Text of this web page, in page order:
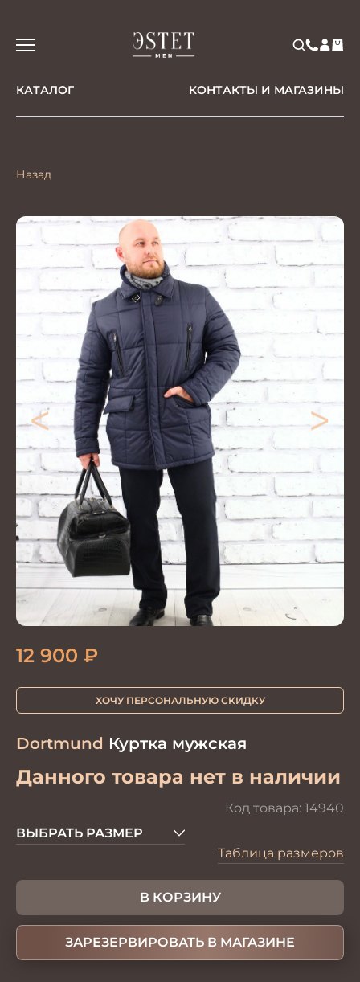
КАТАЛОГ КОНТАКТЫ И МАГАЗИНЫ
Назад
< >
Dortmund Куртка мужская
Данного товара нет в наличии
Код товара: 14940
12 900 ₽
ХОЧУ ПЕРСОНАЛЬНУЮ СКИДКУ
ВЫБРАТЬ РАЗМЕР
Таблица размеров
В КОРЗИНУ
ЗАРЕЗЕРВИРОВАТЬ В МАГАЗИНЕ